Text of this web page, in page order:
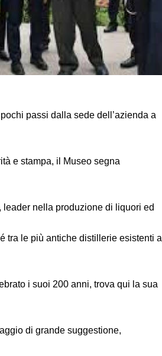
passi dalla sede dell’azienda a
e stampa, il Museo segna
nella produzione di liquori ed
tra le più antiche distillerie esistenti al
i suoi 200 anni, trova qui la sua
di grande suggestione,